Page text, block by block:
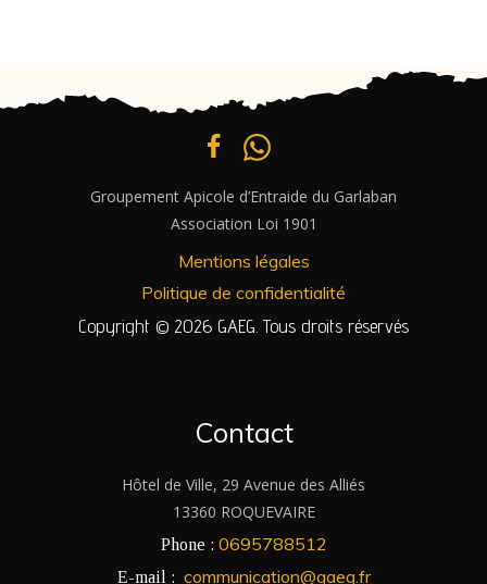
Groupement Apicole d’Entraide du Garlaban
Association Loi 1901
Mentions légales
Politique de confidentialité
Copyright © 2026 GAEG. Tous droits réservés
Contact
Hôtel de Ville, 29 Avenue des Alliés
13360 ROQUEVAIRE
Phone : 0695788512
E-mail : communication@gaeg.fr